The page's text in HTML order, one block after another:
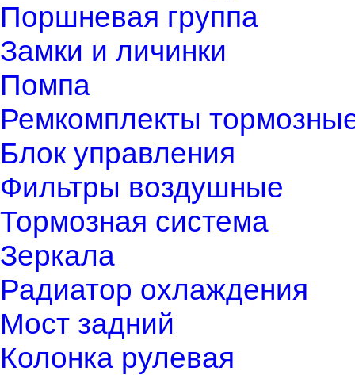
Поршневая группа
Замки и личинки
Помпа
Ремкомплекты
Блок управления
Фильтры воздушные
Тормозная система
Зеркала
Радиатор охлаждения
Мост задний
Колонка рулевая